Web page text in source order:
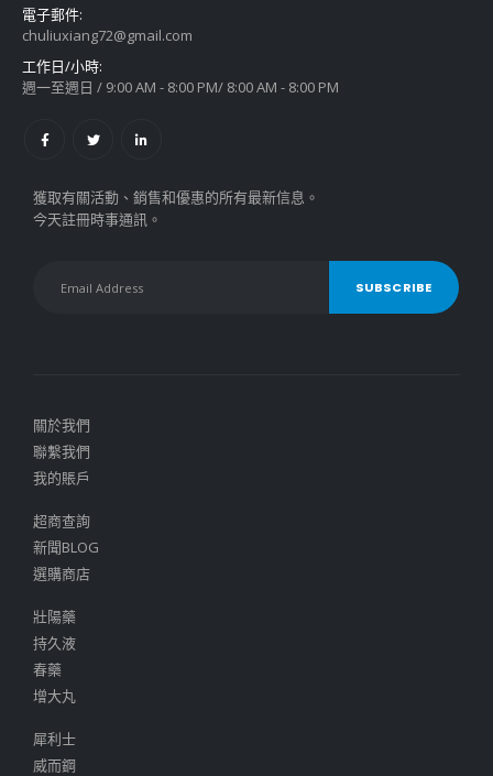
電子郵件:
chuliuxiang72@gmail.com
工作日/小時:
週一至週日 / 9:00 AM - 8:00 PM/ 8:00 AM - 8:00 PM
獲取有關活動、銷售和優惠的所有最新信息。
今天註冊時事通訊。
關於我們
聯繫我們
我的賬戶
超商查詢
新聞BLOG
選購商店
壯陽藥
持久液
春藥
增大丸
犀利士
威而鋼